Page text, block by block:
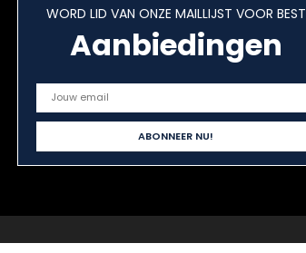
WORD LID VAN ONZE MAILLIJST VOOR BEST
Aanbiedingen